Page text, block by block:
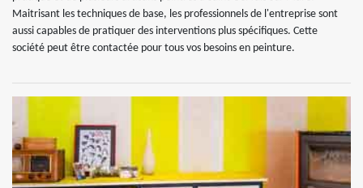
Maitrisant les techniques de base, les professionnels de l'entreprise sont
aussi capables de pratiquer des interventions plus spécifiques. Cette
société peut être contactée pour tous vos besoins en peinture.